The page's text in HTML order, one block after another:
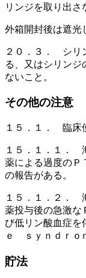
リンジを取り出さ
外箱開封後は遮光
２０．３． シリ
る、又はシリンジ
ないこと。
その他の注意
１５．１． 臨床
１５．１．１．
薬による過度のＰ
の報告がある。
１５．１．２．
薬投与後の急激な
び低リン酸血症
ｅ ｓｙｎｄｒｏ
貯法